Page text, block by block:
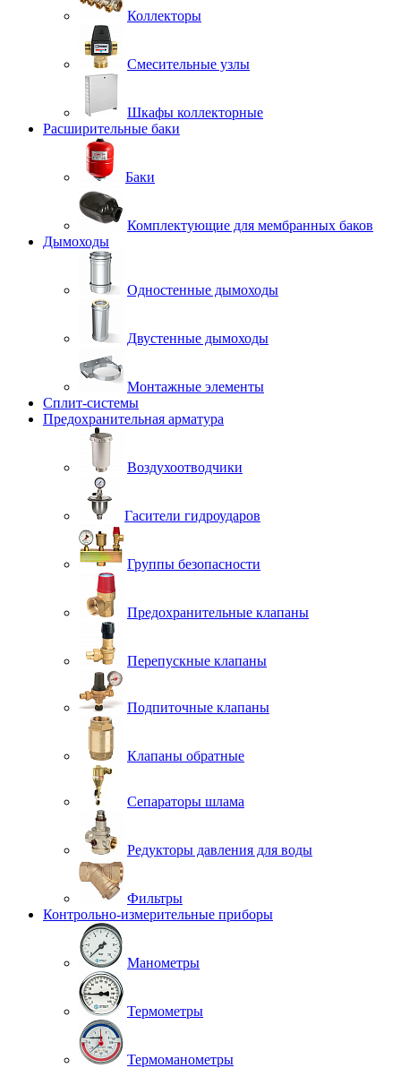
Коллекторы
Смесительные узлы
Шкафы коллекторные
Расширительные баки
Баки
Комплектующие для мембранных баков
Дымоходы
Одностенные дымоходы
Двустенные дымоходы
Монтажные элементы
Сплит-системы
Предохранительная арматура
Воздухоотводчики
Гасители гидроударов
Группы безопасности
Предохранительные клапаны
Перепускные клапаны
Подпиточные клапаны
Клапаны обратные
Сепараторы шлама
Редукторы давления для воды
Фильтры
Контрольно-измерительные приборы
Манометры
Термометры
Термоманометры